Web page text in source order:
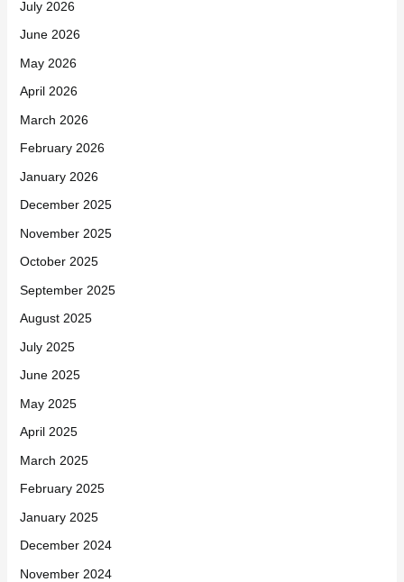
July 2026
June 2026
May 2026
April 2026
March 2026
February 2026
January 2026
December 2025
November 2025
October 2025
September 2025
August 2025
July 2025
June 2025
May 2025
April 2025
March 2025
February 2025
January 2025
December 2024
November 2024